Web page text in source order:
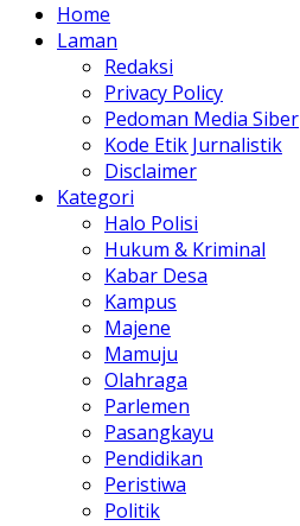
Home
Laman
Redaksi
Privacy Policy
Pedoman Media Siber
Kode Etik Jurnalistik
Disclaimer
Kategori
Halo Polisi
Hukum & Kriminal
Kabar Desa
Kampus
Majene
Mamuju
Olahraga
Parlemen
Pasangkayu
Pendidikan
Peristiwa
Politik